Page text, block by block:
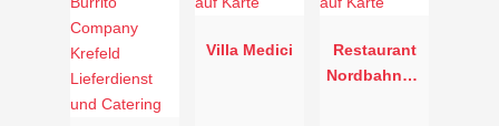
Villa Medici
Restaurant
Nordbahnho